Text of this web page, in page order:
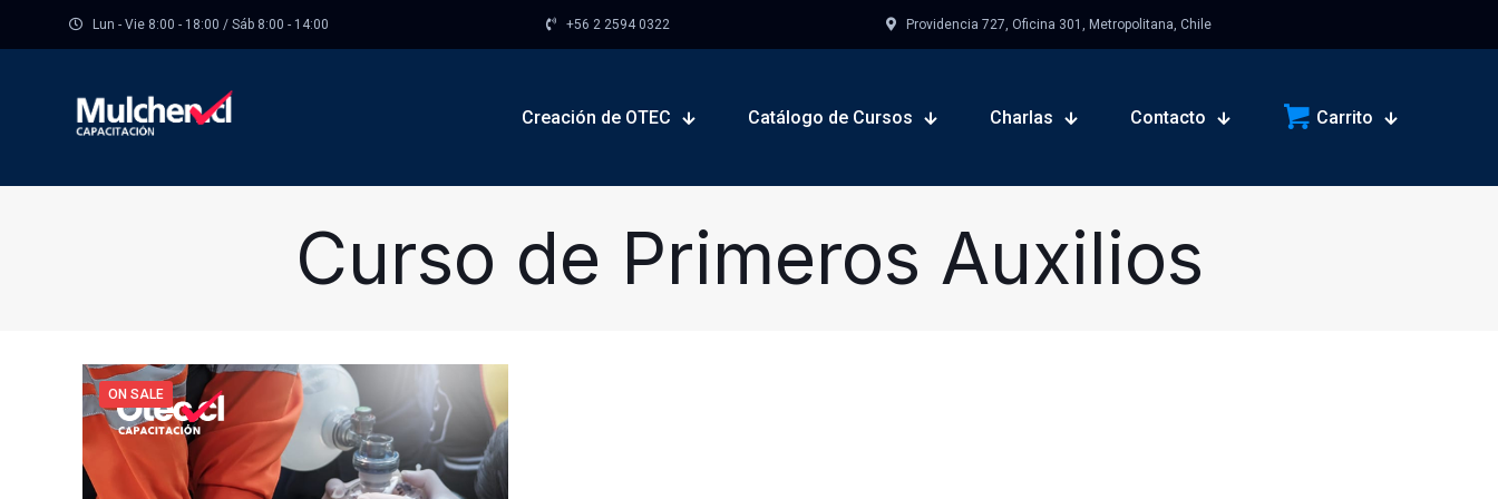
Lun - Vie 8:00 - 18:00 / Sáb 8:00 - 14:00 +56 2 2594 0322 Providencia 727, Oficina 301, Metropolitana, Chile
Creación de OTEC Catálogo de Cursos Charlas Contacto Carrito
Curso de Primeros Auxilios
ON SALE